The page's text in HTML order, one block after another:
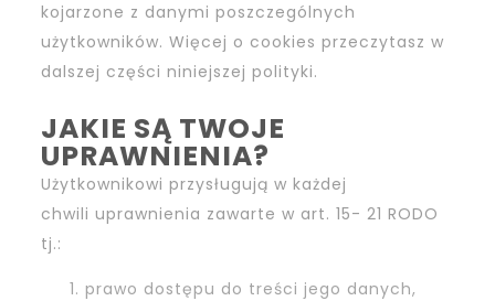
kojarzone z danymi poszczególnych
użytkowników. Więcej o cookies przeczytasz w
dalszej części niniejszej polityki.
JAKIE SĄ TWOJE
UPRAWNIENIA?
Użytkownikowi przysługują w każdej
chwili uprawnienia zawarte w art. 15- 21 RODO
tj.:
prawo dostępu do treści jego danych,